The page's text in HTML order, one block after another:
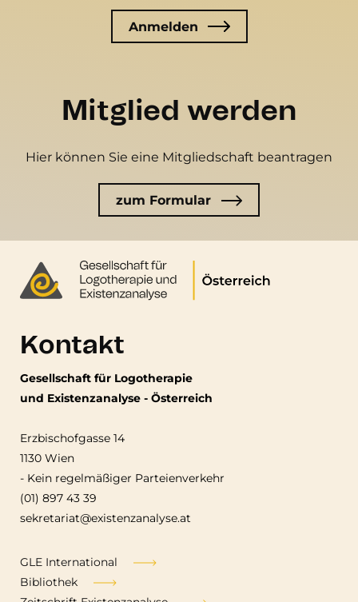
Mitglied werden
Hier können Sie eine Mitgliedschaft beantragen
zum Formular
Kontakt
Gesellschaft für Logotherapie
und Existenzanalyse - Österreich
Erzbischofgasse 14
1130 Wien
- Kein regelmäßiger Parteienverkehr
(01) 897 43 39
sekretariat@existenzanalyse.at
GLE International
Bibliothek